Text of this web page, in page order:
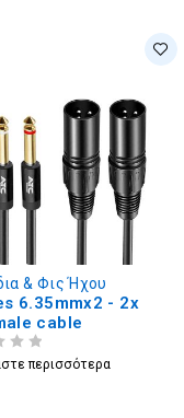
& Φις Ήχου
6.35mmx2 - 2x
cable
περισσότερα